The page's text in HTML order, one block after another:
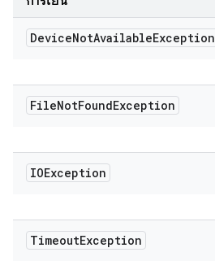
DeviceNotAvailableException
FileNotFoundException
IOException
TimeoutException